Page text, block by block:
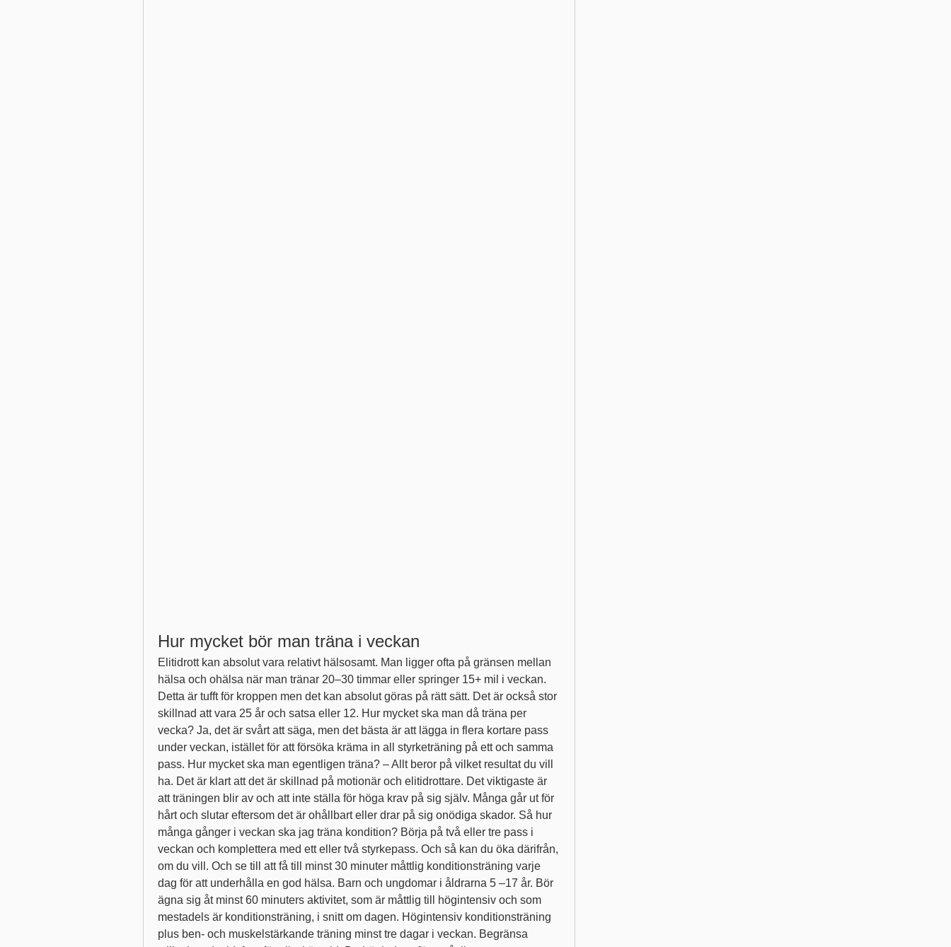
Hur mycket bör man träna i veckan
Elitidrott kan absolut vara relativt hälsosamt. Man ligger ofta på gränsen mellan
hälsa och ohälsa när man tränar 20–30 timmar eller springer 15+ mil i veckan.
Detta är tufft för kroppen men det kan absolut göras på rätt sätt. Det är också stor
skillnad att vara 25 år och satsa eller 12. Hur mycket ska man då träna per
vecka? Ja, det är svårt att säga, men det bästa är att lägga in flera kortare pass
under veckan, istället för att försöka kräma in all styrketräning på ett och samma
pass. Hur mycket ska man egentligen träna? – Allt beror på vilket resultat du vill
ha. Det är klart att det är skillnad på motionär och elitidrottare. Det viktigaste är
att träningen blir av och att inte ställa för höga krav på sig själv. Många går ut för
hårt och slutar eftersom det är ohållbart eller drar på sig onödiga skador. Så hur
många gånger i veckan ska jag träna kondition? Börja på två eller tre pass i
veckan och komplettera med ett eller två styrkepass. Och så kan du öka därifrån,
om du vill. Och se till att få till minst 30 minuter måttlig konditionsträning varje
dag för att underhålla en god hälsa. Barn och ungdomar i åldrarna 5 –17 år. Bör
ägna sig åt minst 60 minuters aktivitet, som är måttlig till högintensiv och som
mestadels är konditionsträning, i snitt om dagen. Högintensiv konditionsträning
plus ben- och muskelstärkande träning minst tre dagar i veckan. Begränsa